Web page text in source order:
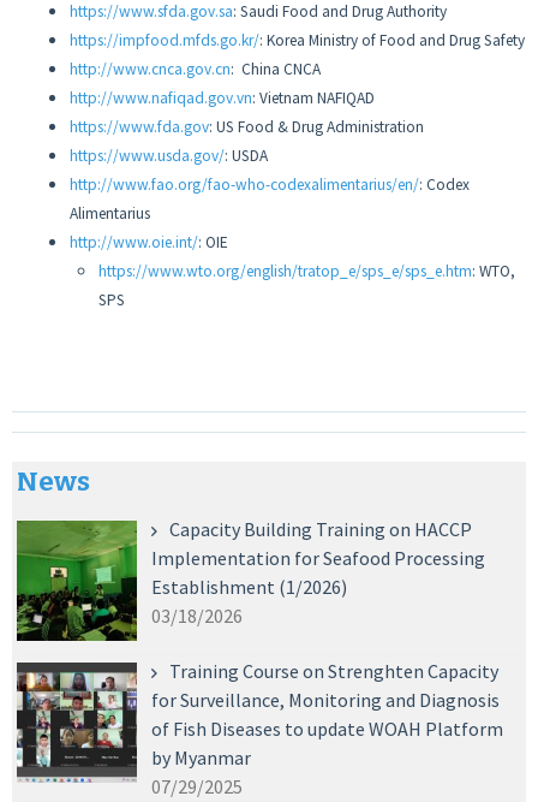
https://www.sfda.gov.sa: Saudi Food and Drug Authority
https://impfood.mfds.go.kr/: Korea Ministry of Food and Drug Safety
http://www.cnca.gov.cn: China CNCA
http://www.nafiqad.gov.vn: Vietnam NAFIQAD
https://www.fda.gov: US Food & Drug Administration
https://www.usda.gov/: USDA
http://www.fao.org/fao-who-codexalimentarius/en/: Codex
Alimentarius
http://www.oie.int/: OIE
https://www.wto.org/english/tratop_e/sps_e/sps_e.htm: WTO,
SPS
News
Capacity Building Training on HACCP
Implementation for Seafood Processing
Establishment (1/2026)
03/18/2026
Training Course on Strenghten Capacity
for Surveillance, Monitoring and Diagnosis
of Fish Diseases to update WOAH Platform
by Myanmar
07/29/2025